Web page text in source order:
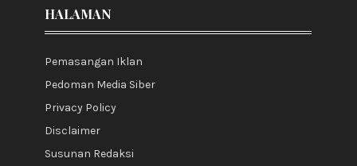
HALAMAN
Pemasangan Iklan
Pedoman Media Siber
Privacy Policy
Disclaimer
Susunan Redaksi